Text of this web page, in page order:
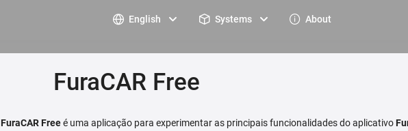
English Systems About
FuraCAR Free
FuraCAR Freeé uma aplicação para experimentar as principais funcionalidades do aplicativo